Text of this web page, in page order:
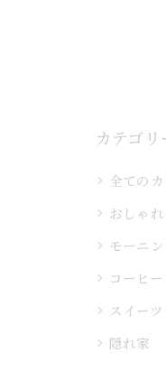
カテゴリ
全ての
おしゃれ
モーニ
コーヒー
スイーツ
隠れ家